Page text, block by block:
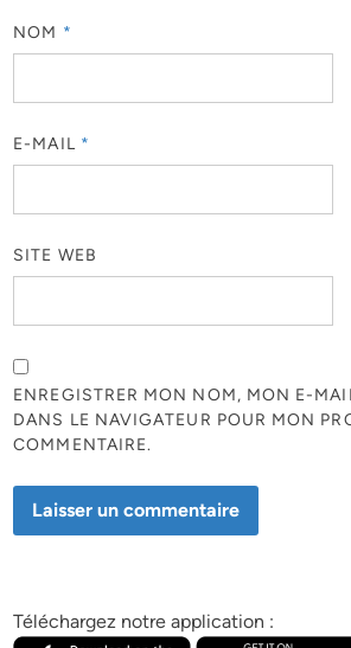
NOM *
E-MAIL *
SITE WEB
ENREGISTRER MON NOM, MON E-
DANS LE NAVIGATEUR POUR MON
COMMENTAIRE.
Téléchargez notre application :